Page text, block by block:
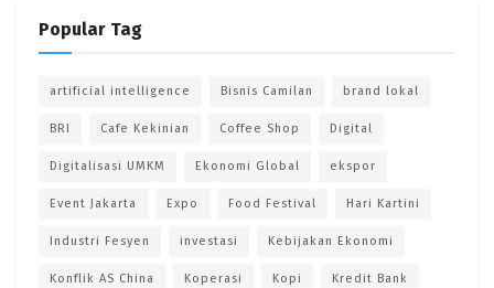
Popular Tag
artificial intelligence Bisnis Camilan brand lokal
BRI Cafe Kekinian Coffee Shop Digital
Digitalisasi UMKM Ekonomi Global ekspor
Event Jakarta Expo Food Festival Hari Kartini
Industri Fesyen investasi Kebijakan Ekonomi
Konflik AS China Koperasi Kopi Kredit Bank